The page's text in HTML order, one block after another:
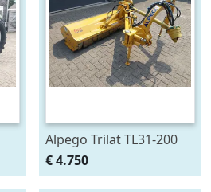
Alpego Trilat TL31-200
AM Verstek
Klepelmaaier
€ 4.750